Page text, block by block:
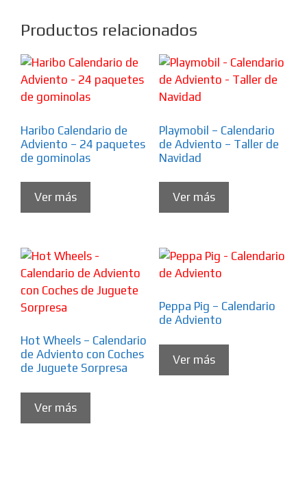
Productos relacionados
Haribo Calendario de
Adviento – 24 paquetes
de gominolas
Ver más
Playmobil – Calendario
de Adviento – Taller de
Navidad
Ver más
Hot Wheels – Calendario
de Adviento con Coches
de Juguete Sorpresa
Ver más
Peppa Pig – Calendario
de Adviento
Ver más